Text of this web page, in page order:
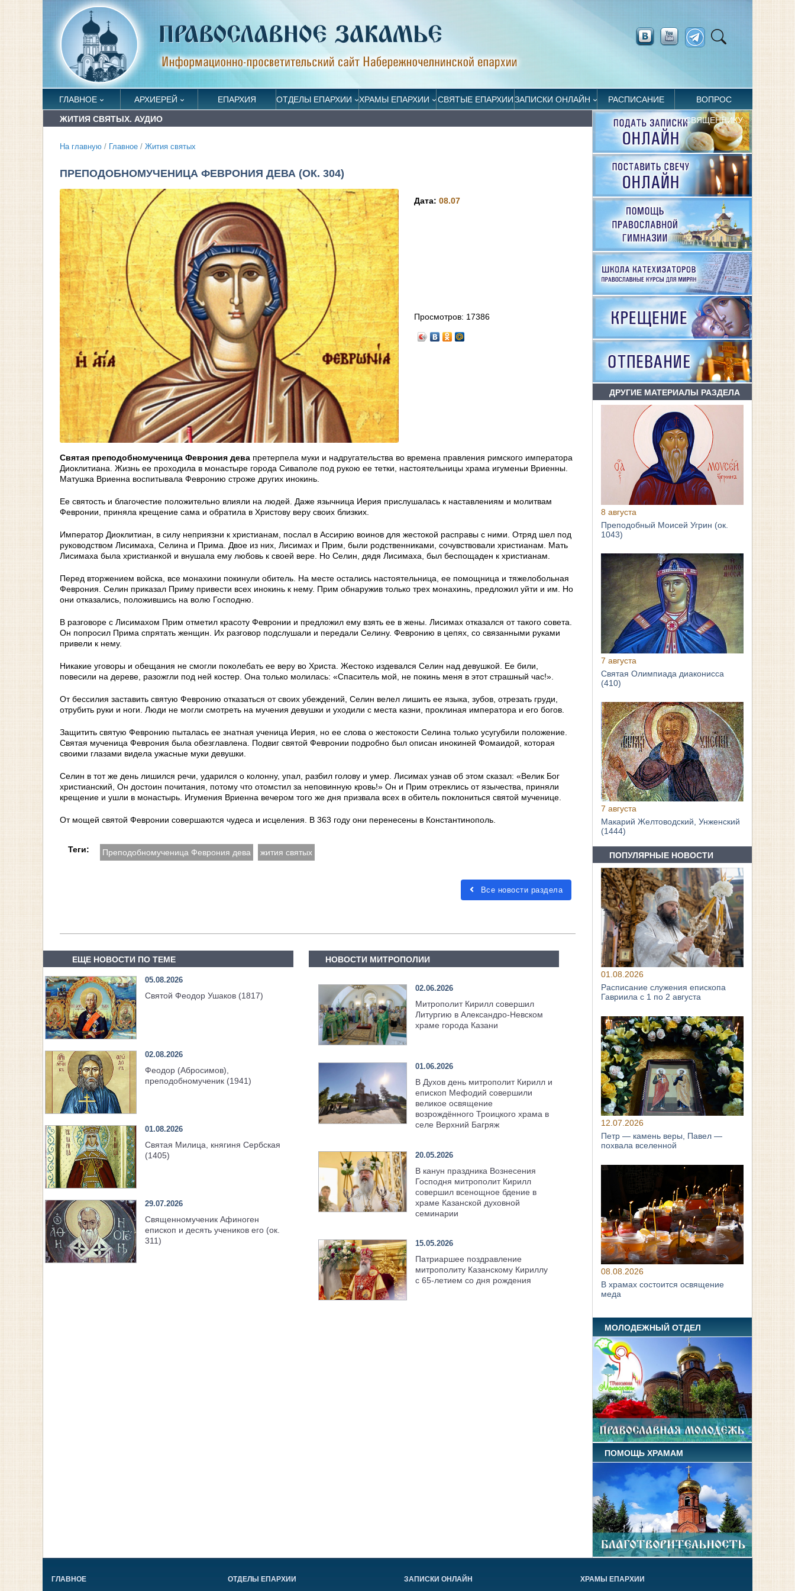
ГЛАВНОЕ АРХИЕРЕЙ ЕПАРХИЯ ОТДЕЛЫ ЕПАРХИИ ХРАМЫ ЕПАРХИИ СВЯТЫЕ ЕПАРХИИЗАПИСКИ ОНЛАЙН РАСПИСАНИЕ ВОПРОС
СВЯЩЕННИКУ
ЖИТИЯ СВЯТЫХ. АУДИО
На главную / Главное / Жития святых
ПРЕПОДОБНОМУЧЕНИЦА ФЕВРОНИЯ ДЕВА (ОК. 304)
Дата:08.07
Просмотров: 17386
Святая преподобномученица Феврония дева претерпела муки и надругательства во времена правления римского императора
Диоклитиана. Жизнь ее проходила в монастыре города Сиваполе под рукою ее тетки, настоятельницы храма игуменьи Вриенны.
Матушка Вриенна воспитывала Февронию строже других инокинь.
Ее святость и благочестие положительно влияли на людей. Даже язычница Иерия прислушалась к наставлениям и молитвам
Февронии, приняла крещение сама и обратила в Христову веру своих близких.
Император Диоклитиан, в силу неприязни к христианам, послал в Ассирию воинов для жестокой расправы с ними. Отряд шел под
руководством Лисимаха, Селина и Прима. Двое из них, Лисимах и Прим, были родственниками, сочувствовали христианам. Мать
Лисимаха была христианкой и внушала ему любовь к своей вере. Но Селин, дядя Лисимаха, был беспощаден к христианам.
Перед вторжением войска, все монахини покинули обитель. На месте остались настоятельница, ее помощница и тяжелобольная
Феврония. Селин приказал Приму привести всех инокинь к нему. Прим обнаружив только трех монахинь, предложил уйти и им. Но
они отказались, положившись на волю Господню.
В разговоре с Лисимахом Прим отметил красоту Февронии и предложил ему взять ее в жены. Лисимах отказался от такого совета.
Он попросил Прима спрятать женщин. Их разговор подслушали и передали Селину. Февронию в цепях, со связанными руками
привели к нему.
Никакие уговоры и обещания не смогли поколебать ее веру во Христа. Жестоко издевался Селин над девушкой. Ее били,
повесили на дереве, разожгли под ней костер. Она только молилась: «Спаситель мой, не покинь меня в этот страшный час!».
От бессилия заставить святую Февронию отказаться от своих убеждений, Селин велел лишить ее языка, зубов, отрезать груди,
отрубить руки и ноги. Люди не могли смотреть на мучения девушки и уходили с места казни, проклиная императора и его богов.
Защитить святую Февронию пыталась ее знатная ученица Иерия, но ее слова о жестокости Селина только усугубили положение.
Святая мученица Феврония была обезглавлена. Подвиг святой Февронии подробно был описан инокиней Фомаидой, которая
своими глазами видела ужасные муки девушки.
Селин в тот же день лишился речи, ударился о колонну, упал, разбил голову и умер. Лисимах узнав об этом сказал: «Велик Бог
христианский, Он достоин почитания, потому что отомстил за неповинную кровь!» Он и Прим отреклись от язычества, приняли
крещение и ушли в монастырь. Игумения Вриенна вечером того же дня призвала всех в обитель поклониться святой мученице.
От мощей святой Февронии совершаются чудеса и исцеления. В 363 году они перенесены в Константинополь.
Теги: Преподобномученица Феврония дева жития святых
Все новости раздела
ЕЩЕ НОВОСТИ ПО ТЕМЕ
05.08.2026
Святой Феодор Ушаков (1817)
02.08.2026
Феодор (Абросимов),
преподобномученик (1941)
01.08.2026
Святая Милица, княгиня Сербская
(1405)
29.07.2026
Священномученик Афиноген
епископ и десять учеников его (ок.
311)
НОВОСТИ МИТРОПОЛИИ
02.06.2026
Митрополит Кирилл совершил
Литургию в Александро-Невском
храме города Казани
01.06.2026
В Духов день митрополит Кирилл и
епископ Мефодий совершили
великое освящение
возрождённого Троицкого храма в
селе Верхний Багряж
20.05.2026
В канун праздника Вознесения
Господня митрополит Кирилл
совершил всенощное бдение в
храме Казанской духовной
семинарии
15.05.2026
Патриаршее поздравление
митрополиту Казанскому Кириллу
с 65-летием со дня рождения
ДРУГИЕ МАТЕРИАЛЫ РАЗДЕЛА
8 августа
Преподобный Моисей Угрин (ок.
1043)
7 августа
Святая Олимпиада диаконисса
(410)
7 августа
Макарий Желтоводский, Унженский
(1444)
ПОПУЛЯРНЫЕ НОВОСТИ
01.08.2026
Расписание служения епископа
Гавриила с 1 по 2 августа
12.07.2026
Петр — камень веры, Павел —
похвала вселенной
08.08.2026
В храмах состоится освящение
меда
МОЛОДЕЖНЫЙ ОТДЕЛ
ПОМОЩЬ ХРАМАМ
ГЛАВНОЕ ОТДЕЛЫ ЕПАРХИИ ЗАПИСКИ ОНЛАЙН ХРАМЫ ЕПАРХИИ